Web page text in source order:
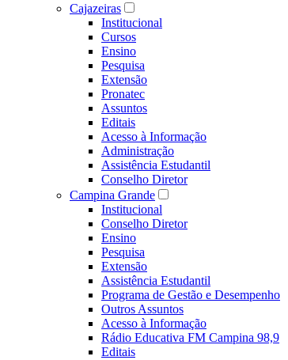
Cajazeiras
Institucional
Cursos
Ensino
Pesquisa
Extensão
Pronatec
Assuntos
Editais
Acesso à Informação
Administração
Assistência Estudantil
Conselho Diretor
Campina Grande
Institucional
Conselho Diretor
Ensino
Pesquisa
Extensão
Assistência Estudantil
Programa de Gestão e Desempenho
Outros Assuntos
Acesso à Informação
Rádio Educativa FM Campina 98,9
Editais